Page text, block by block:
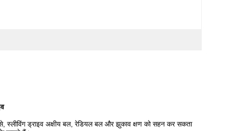
स्लीविंग ड्राइव अक्षीय बल, रेडियल बल और झुकाव क्षण को सहन कर सकता